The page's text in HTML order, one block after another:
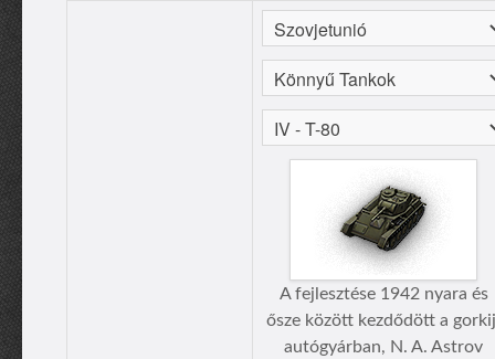
A fejlesztése 1942 nyara és
ősze között kezdődött a
autógyárban, N. A. Astrov